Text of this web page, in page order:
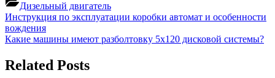
Дизельный двигатель
Навигация
по
Previous
Post:
Инструкция по эксплуатации коробки автомат и особенности
вождения
Next
Какие машины имеют разболтовку 5х120 дисковой системы?
Related Posts